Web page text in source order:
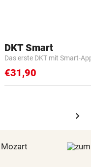
DKT Smart
Das erste DKT mit Smart-
€31,90
chevron_right